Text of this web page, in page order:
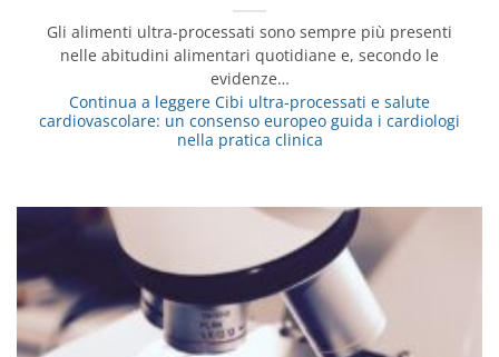
Gli alimenti ultra-processati sono sempre più presenti
nelle abitudini alimentari quotidiane e, secondo le
evidenze…
Continua a leggere Cibi ultra-processati e salute
cardiovascolare: un consenso europeo guida i cardiologi
nella pratica clinica